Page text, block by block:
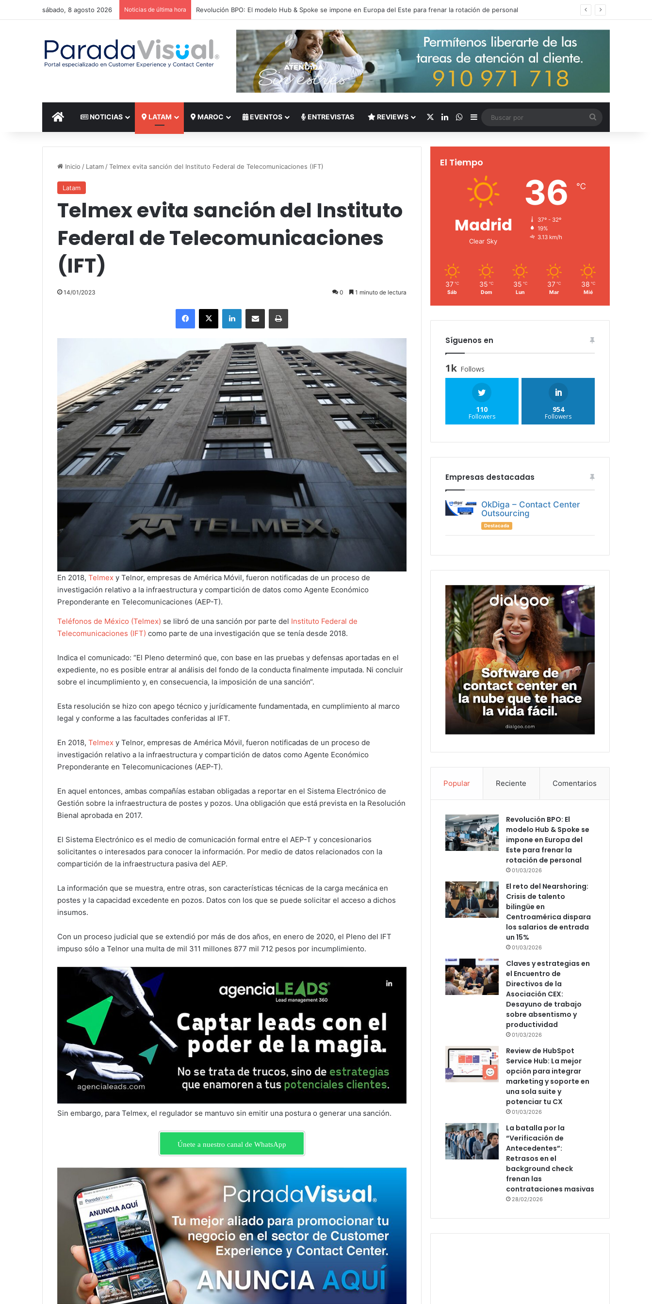
sábado, 8 agosto 2026 Noticias de última hora El reto del Nearshoring: Crisis de talento bilingüe en Centroamérica dispara los salarios de entrada un 15%
INICIO NOTICIAS LATAM MAROC EVENTOS ENTREVISTAS REVIEWS LinkedInWhatsApp
Barra lateral
por
Inicio / Latam/Telmex evita sanción del Instituto Federal de Telecomunicaciones (IFT)
Latam
Telmex evita sanción del Instituto
Federal de Telecomunicaciones
(IFT)
14/01/2023 0 1 minuto de lectura
Facebook
X LinkedInCompartir por correo electrónicoImprimir
En 2018, Telmex y Telnor, empresas de América Móvil, fueron notificadas de un proceso de
investigación relativo a la infraestructura y compartición de datos como Agente Económico
Preponderante en Telecomunicaciones (AEP-T).
Teléfonos de México (Telmex) se libró de una sanción por parte del Instituto Federal de
Telecomunicaciones (IFT) como parte de una investigación que se tenía desde 2018.
Indica el comunicado: “El Pleno determinó que, con base en las pruebas y defensas aportadas en el
expediente, no es posible entrar al análisis del fondo de la conducta finalmente imputada. Ni concluir
sobre el incumplimiento y, en consecuencia, la imposición de una sanción“.
Esta resolución se hizo con apego técnico y jurídicamente fundamentada, en cumplimiento al marco
legal y conforme a las facultades conferidas al IFT.
En 2018, Telmex y Telnor, empresas de América Móvil, fueron notificadas de un proceso de
investigación relativo a la infraestructura y compartición de datos como Agente Económico
Preponderante en Telecomunicaciones (AEP-T).
En aquel entonces, ambas compañías estaban obligadas a reportar en el Sistema Electrónico de
Gestión sobre la infraestructura de postes y pozos. Una obligación que está prevista en la Resolución
Bienal aprobada en 2017.
El Sistema Electrónico es el medio de comunicación formal entre el AEP-T y concesionarios
solicitantes o interesados para conocer la información. Por medio de datos relacionados con la
compartición de la infraestructura pasiva del AEP.
La información que se muestra, entre otras, son características técnicas de la carga mecánica en
postes y la capacidad excedente en pozos. Datos con los que se puede solicitar el acceso a dichos
insumos.
Con un proceso judicial que se extendió por más de dos años, en enero de 2020, el Pleno del IFT
impuso sólo a Telnor una multa de mil 311 millones 877 mil 712 pesos por incumplimiento.
Sin embargo, para Telmex, el regulador se mantuvo sin emitir una postura o generar una sanción.
Únete a nuestro canal de WhatsApp
El Tiempo
Madrid
Clear Sky
36 ℃
37º - 32º
19%
3.13 km/h
37 ℃
Sáb
35 ℃
Dom
35 ℃
Lun
37 ℃
Mar
38 ℃
Mié
Síguenos en
1k Follows
110
Followers
954
Followers
Empresas destacadas
OkDiga – Contact Center
Outsourcing
Destacada
Popular Reciente Comentarios
Revolución BPO: El
modelo Hub & Spoke se
impone en Europa del
Este para frenar la
rotación de personal
01/03/2026
El reto del Nearshoring:
Crisis de talento
bilingüe en
Centroamérica dispara
los salarios de entrada
un 15%
01/03/2026
Claves y estrategias en
el Encuentro de
Directivos de la
Asociación CEX:
Desayuno de trabajo
sobre absentismo y
productividad
01/03/2026
Review de HubSpot
Service Hub: La mejor
opción para integrar
marketing y soporte en
una sola suite y
potenciar tu CX
01/03/2026
La batalla por la
“Verificación de
Antecedentes”:
Retrasos en el
background check
frenan las
contrataciones masivas
28/02/2026